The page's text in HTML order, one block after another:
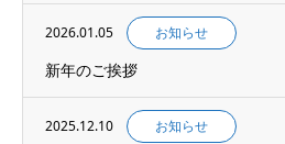
2026.01.05 お知らせ
新年のご挨拶
2025.12.10 お知らせ